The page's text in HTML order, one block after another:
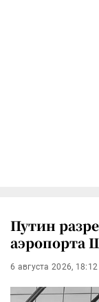
Путин
аэропорта
6 августа 2026, 18:12